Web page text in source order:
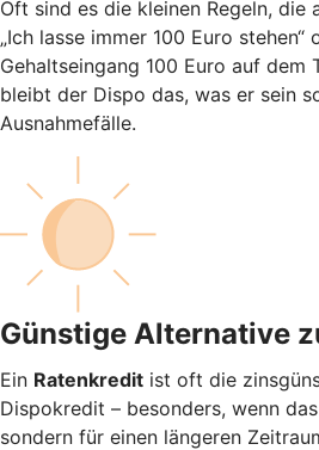
Oft sind es die kleinen Regeln, die
„Ich lasse immer 100 Euro stehen“
Gehaltseingang 100 Euro auf dem
bleibt der Dispo das, was er sein
Ausnahmefälle.
Günstige Alternative
Ein Ratenkredit ist oft die
Dispokredit – besonders, wenn
sondern für einen längeren